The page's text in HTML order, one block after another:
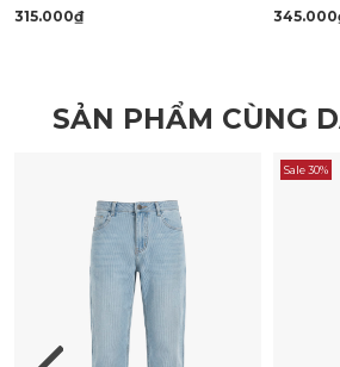
315.000₫
SẢN PHẨM CÙNG
Sale 30%